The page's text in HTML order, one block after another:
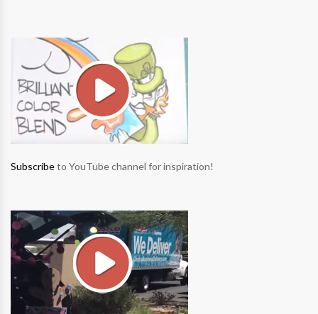
Subscribeto YouTube channel for inspiration!